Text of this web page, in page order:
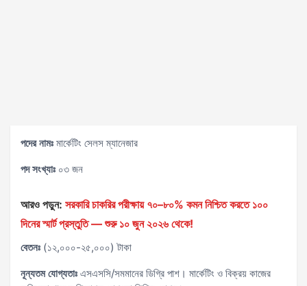
পদের নামঃ মার্কেটিং সেলস ম্যানেজার
পদ সংখ্যাঃ ০৩ জন
আরও পড়ুন: সরকারি চাকরির পরীক্ষায় ৭০–৮০% কমন নিশ্চিত করতে ১০০
দিনের স্মার্ট প্রস্তুতি — শুরু ১০ জুন ২০২৬ থেকে!
বেতনঃ (১২,০০০-২৫,০০০) টাকা
নূন্যতম যোগ্যতাঃ এসএসসি/সমমানের ডিগ্রি পাশ। মার্কেটিং ও বিক্রয় কাজের